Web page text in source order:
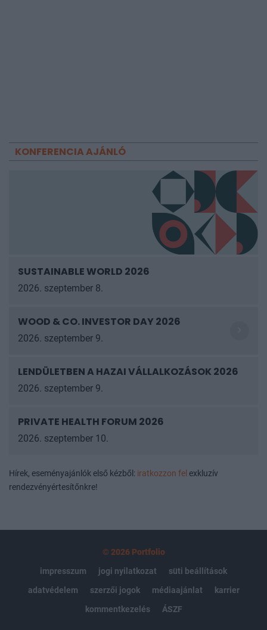
KONFERENCIA AJÁNLÓ
SUSTAINABLE WORLD 2026
2026. szeptember 8.
WOOD & CO. INVESTOR DAY 2026
2026. szeptember 9.
LENDÜLETBEN A HAZAI VÁLLALKOZÁSOK
2026
PRIVATE HEALTH FORUM 2026
Hírek, eseményajánlók első kézből: